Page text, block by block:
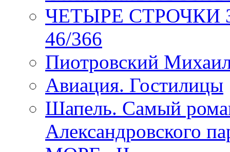
ЧЕТЫРЕ СТРОЧКИ
46/366
Пиотровский
Авиация. Гостилицы
Шапель. Самый
Александровского